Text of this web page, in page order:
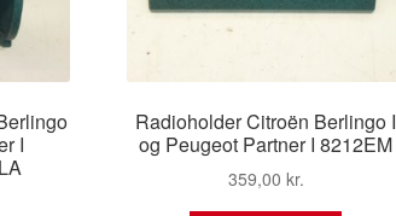
I
Radioholder Citroën Berlingo I
og Peugeot Partner I 8212EM
359,00 kr.